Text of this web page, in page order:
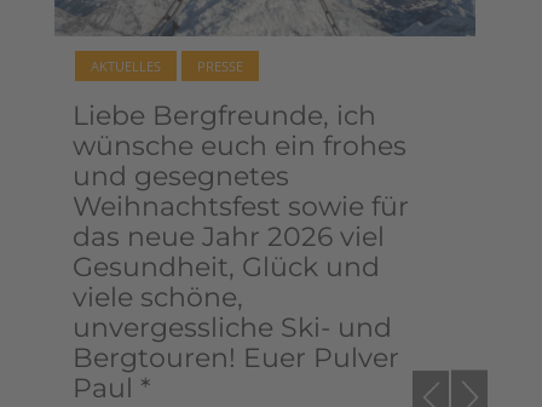
AKTUELLES PRESSE
Liebe Bergfreunde, ich
wünsche euch ein frohes
und gesegnetes
Weihnachtsfest sowie für
das neue Jahr 2026 viel
Gesundheit, Glück und
viele schöne,
unvergessliche Ski- und
Bergtouren! Euer Pulver
Paul *